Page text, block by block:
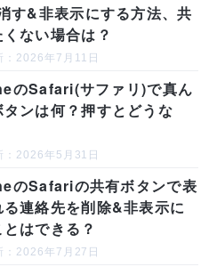
す&非表示にする方法、共
ない場合は？
：2026年7月11日
のSafari(サファリ)で真ん
ンは何？押すとどうな
：2026年5月31日
のSafariの共有ボタンで表
連絡先を削除&非表示に
はできる？
：2026年7月27日